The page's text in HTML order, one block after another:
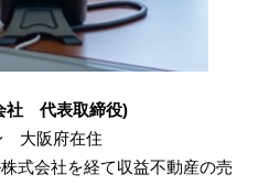
社 代表取締役)
大阪府在住
式会社を経て収益不動産の売